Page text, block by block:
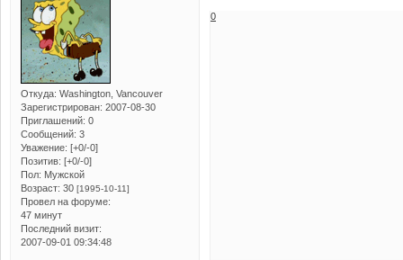
Откуда: Washington, Vancouver
Зарегистрирован: 2007-08-30
Приглашений: 0
Сообщений: 3
Уважение: [+0/-0]
Позитив: [+0/-0]
Пол: Мужской
Возраст: 30 [1995-10-11]
Провел на форуме:
47 минут
Последний визит:
2007-09-01 09:34:48
0